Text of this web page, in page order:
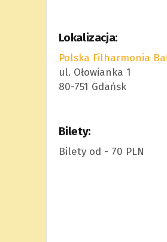
Lokalizacja:
Polska Filharmonia
ul. Ołowianka 1
80-751 Gdańsk
Bilety:
Bilety od - 70 PLN